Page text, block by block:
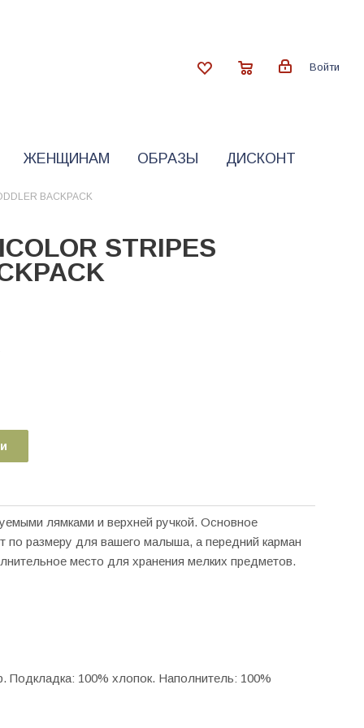
Войти
ЖЕНЩИНАМ ОБРАЗЫ ДИСКОНТ
BACKPACK
STRIPES
лямками и верхней ручкой. Основное
по размеру для вашего малыша, а передний карман
место для хранения мелких предметов.
Подкладка: 100% хлопок. Наполнитель: 100%